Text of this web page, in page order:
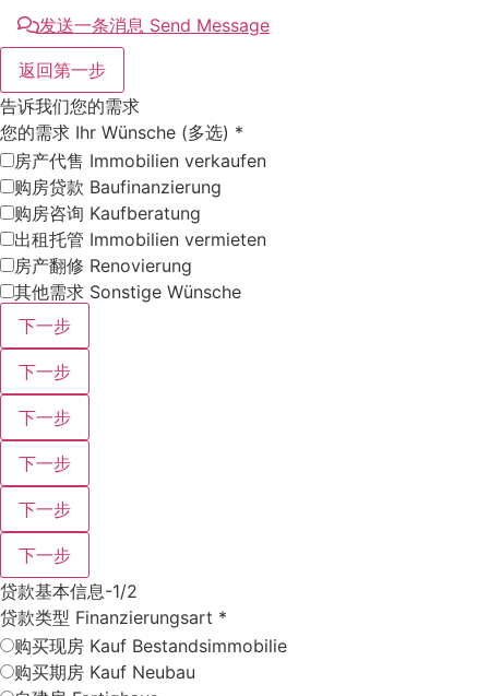
发送一条消息 Send Message
返回第一步
告诉我们您的需求
您的需求 Ihr Wünsche (多选) *
房产代售 Immobilien verkaufen
购房贷款 Baufinanzierung
购房咨询 Kaufberatung
出租托管 Immobilien vermieten
房产翻修 Renovierung
其他需求 Sonstige Wünsche
下一步
下一步
下一步
下一步
下一步
下一步
贷款基本信息-1/2
贷款类型 Finanzierungsart *
购买现房 Kauf Bestandsimmobilie
购买期房 Kauf Neubau